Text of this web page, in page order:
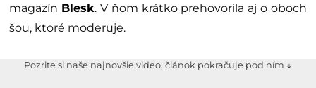
magazín Blesk. V ňom krátko prehovorila aj o oboch
šou, ktoré moderuje.
Pozrite si naše najnovšie video, článok pokračuje pod ním ↓